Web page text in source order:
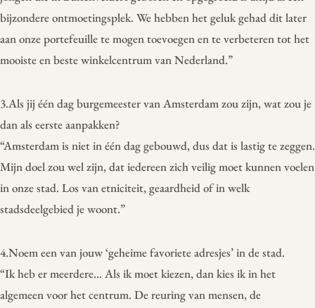
bijzondere ontmoetingsplek. We hebben het geluk gehad dit later
aan onze portefeuille te mogen toevoegen en te verbeteren tot het
mooiste en beste winkelcentrum van Nederland.”
3.Als jij één dag burgemeester van Amsterdam zou zijn, wat zou je
dan als eerste aanpakken?
“Amsterdam is niet in één dag gebouwd, dus dat is lastig te zeggen.
Mijn doel zou wel zijn, dat iedereen zich veilig moet kunnen voelen
in onze stad. Los van etniciteit, geaardheid of in welk
stadsdeelgebied je woont.”
4.Noem een van jouw ‘geheime favoriete adresjes’ in de stad.
“Ik heb er meerdere… Als ik moet kiezen, dan kies ik in het
algemeen voor het centrum. De reuring van mensen, de